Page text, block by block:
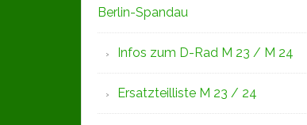
Berlin-Spandau
Infos zum D-Rad M 23 / M 24
Ersatzteilliste M 23 / 24